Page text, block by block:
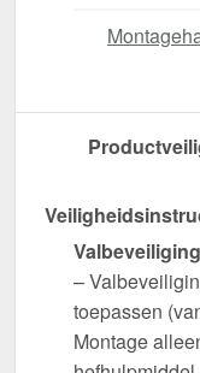
–
toepassen
Montage